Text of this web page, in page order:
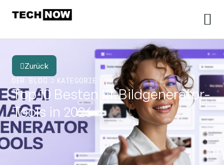
Zurück
DER BLOG
KATEGORIE
Top 10 Besten KI-Bildgenerator-
Tools in 2026